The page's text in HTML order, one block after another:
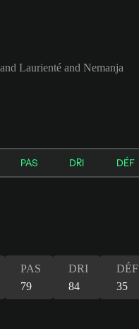
Laurienté and Nemanja
PAS DRI DÉF
PAS
79
DRI
84
DÉF
35